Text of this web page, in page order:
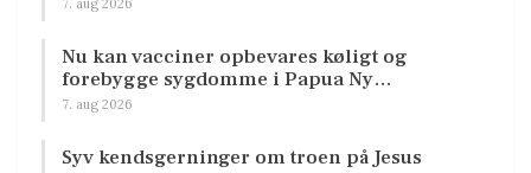
7. aug 2026
Nu kan vacciner opbevares køligt og
forebygge sygdomme i Papua Ny…
7. aug 2026
Syv kendsgerninger om troen på Jesus